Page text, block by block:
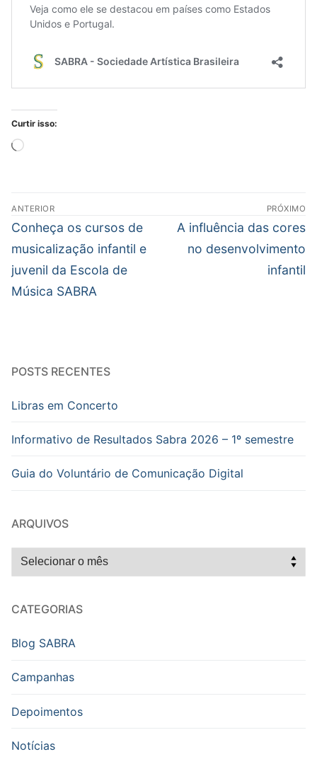
Curtir isso:
Carregando...
Navegação
de
Post
ANTERIOR
Post
anterior:
Conheça os cursos de
musicalização infantil e
juvenil da Escola de
Música SABRA
PRÓXIMO
Próximo
post:
A influência das cores
no desenvolvimento
infantil
POSTS RECENTES
Libras em Concerto
Informativo de Resultados Sabra 2026 – 1º semestre
Guia do Voluntário de Comunicação Digital
ARQUIVOS
Arquivos
CATEGORIAS
Blog SABRA
Campanhas
Depoimentos
Notícias